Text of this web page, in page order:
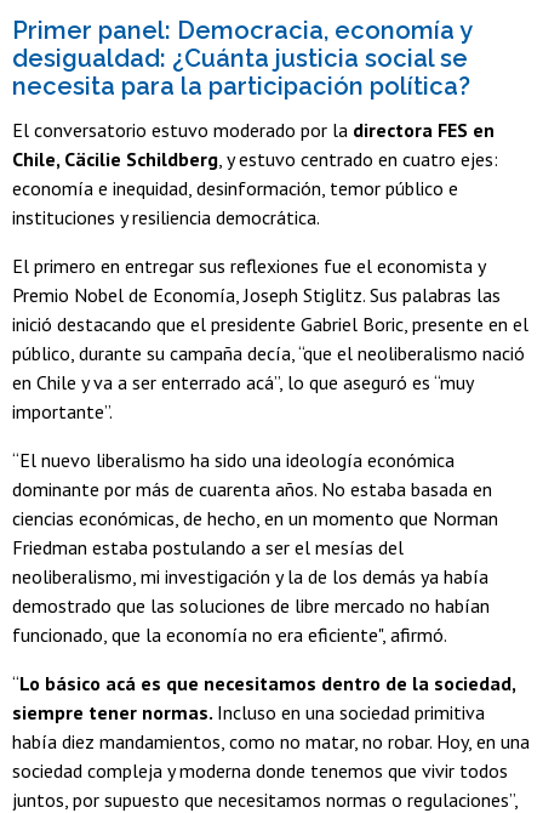
Primer panel: Democracia, economía y
desigualdad: ¿Cuánta justicia social se
necesita para la participación política?
El conversatorio estuvo moderado por la directora FES en
Chile, Cäcilie Schildberg , y estuvo centrado en cuatro ejes:
economía e inequidad, desinformación, temor público e
instituciones y resiliencia democrática.
El primero en entregar sus reflexiones fue el economista y
Premio Nobel de Economía, Joseph Stiglitz. Sus palabras las
inició destacando que el presidente Gabriel Boric, presente en el
público, durante su campaña decía, “que el neoliberalismo nació
en Chile y va a ser enterrado acá”, lo que aseguró es “muy
importante”.
“El nuevo liberalismo ha sido una ideología económica
dominante por más de cuarenta años. No estaba basada en
ciencias económicas, de hecho, en un momento que Norman
Friedman estaba postulando a ser el mesías del
neoliberalismo, mi investigación y la de los demás ya había
demostrado que las soluciones de libre mercado no habían
funcionado, que la economía no era eficiente", afirmó.
“Lo básico acá es que necesitamos dentro de la sociedad,
siempre tener normas. Incluso en una sociedad primitiva
había diez mandamientos, como no matar, no robar. Hoy, en una
sociedad compleja y moderna donde tenemos que vivir todos
juntos, por supuesto que necesitamos normas o regulaciones”,